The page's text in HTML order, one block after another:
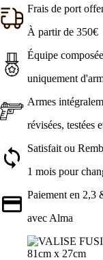
Frais de port
À partir de 350€
Équipe composée
uniquement
Armes
révisées, testées
Satisfait ou
1 mois pour
Paiement en 2,3
avec Alma